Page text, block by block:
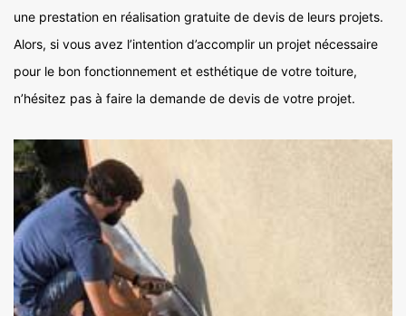
une prestation en réalisation gratuite de devis de leurs projets.
Alors, si vous avez l’intention d’accomplir un projet nécessaire
pour le bon fonctionnement et esthétique de votre toiture,
n’hésitez pas à faire la demande de devis de votre projet.